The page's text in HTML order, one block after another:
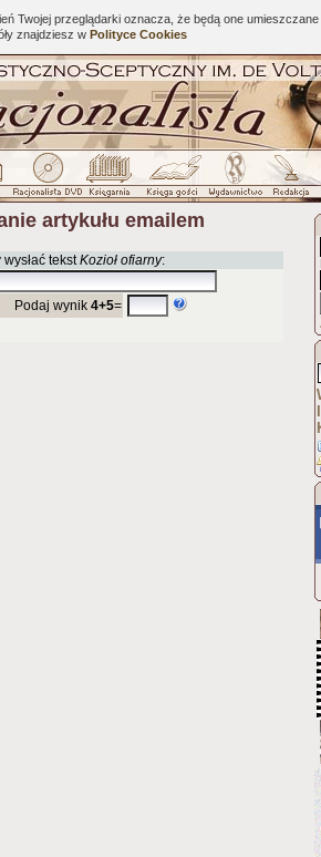
przeglądarki oznacza, że będą one
znajdziesz w Polityce Cookies
artykułu emailem
tekstKozioł ofiarny:
Podaj wynik 4+5=